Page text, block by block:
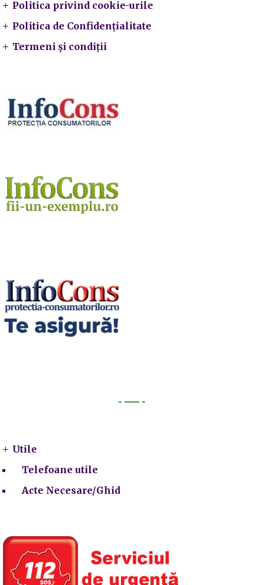
Politica privind cookie-urile
Politica de Confidențialitate
Termeni și condiții
Utile
Telefoane utile
Acte Necesare/Ghid